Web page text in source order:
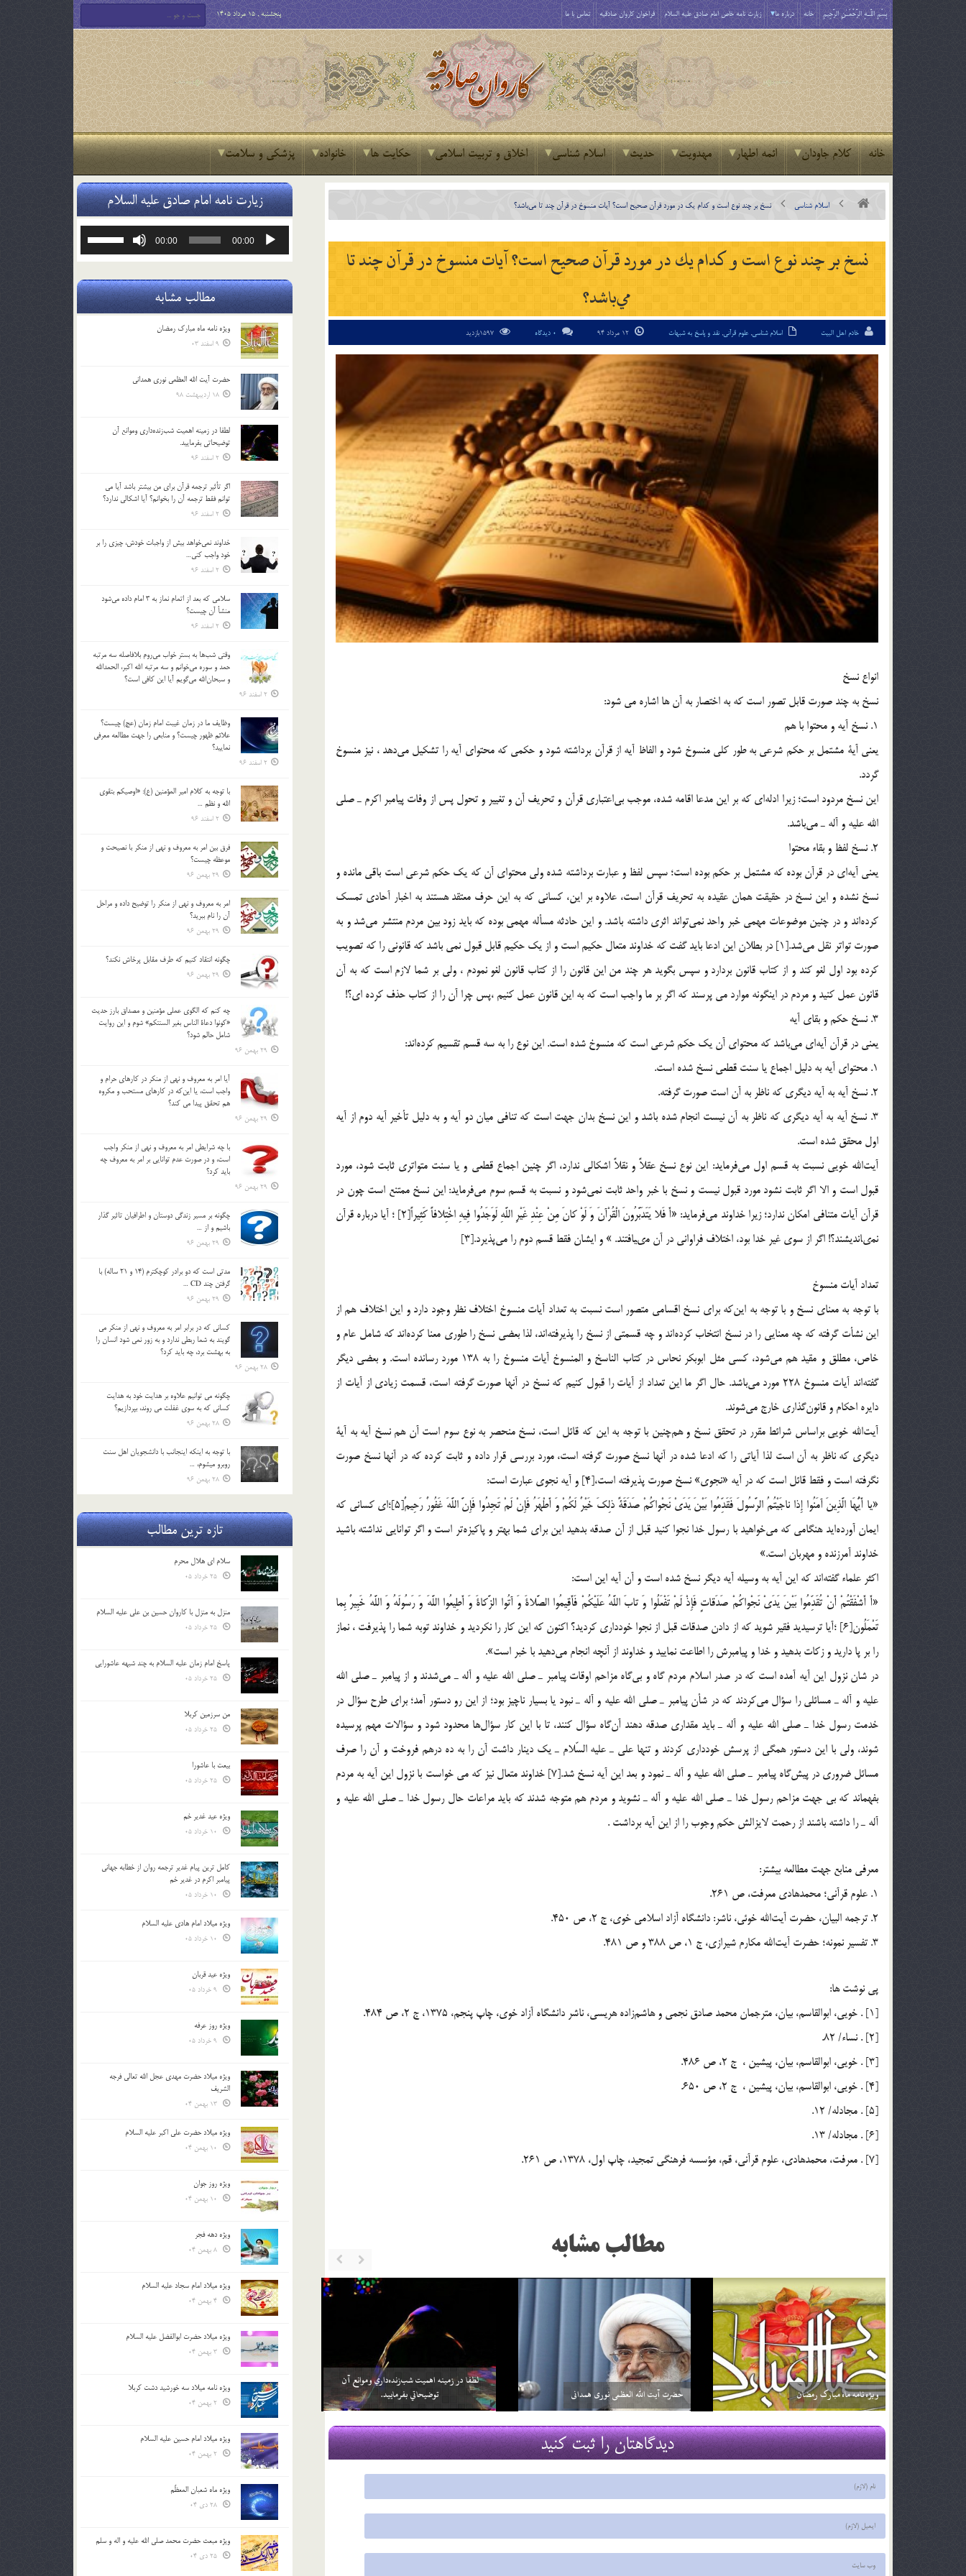
بِسْمِ اللَّـهِ الرَّحْمَـٰنِ الرَّحِيمِ خانه درباره ما زیارت نامه خاص امام صادق علیه السلام فراخوان کاروان صادقیه تماس با ما پنجشنبه , 15 مرداد 1405
خانه کلام جاودان ائمه اطهار مهدویت حدیث اسلام شناسی اخلاق و تربیت اسلامی حکایت ها خانواده پزشکی و سلامت
اسلام شناسی نسخ بر چند نوع است و كدام يك در مورد قرآن صحيح است؟ آيات منسوخ در قرآن چند تا مي‌باشد؟
نسخ بر چند نوع است و كدام يك در مورد قرآن صحيح است؟ آيات منسوخ در قرآن چند تا
مي‌باشد؟
خادم اهل البیت اسلام شناسی,علوم قرآنی, نقد و پاسخ به شبهات 0 دیدگاه
انواع نسخ
نسخ به چند صورت قابل تصور است كه به اختصار به آن ها اشاره مي شود:
1. نسخ آيه و محتوا با هم
يعني آية مشتمل بر حكم شرعي به طور كلي منسوخ شود و الفاظ آيه از قرآن برداشته شود و حكمي كه محتواي آيه را تشكيل مي‌دهد ، نيز منسوخ
گردد.
اين نسخ مردود است؛ زيرا ادله‌اي كه بر اين مدعا اقامه شده، موجب بي‌اعتباري قرآن و تحريف آن و تغيير و تحول پس از وفات پيامبر اكرم ـ صلي
الله عليه و آله ـ مي‌باشد.
2. نسخ لفظ و بقاء محتوا
يعني آيه‌اي در قرآن بوده كه مشتمل بر حكم بوده است؛ سپس لفظ و عبارت برداشته شده ولي محتواي آن كه يك حكم شرعي است باقي مانده و
نسخ نشده و اين نسخ در حقيقت همان عقيده به تحريف قرآن است، علاوه بر اين، كساني كه به اين حرف معتقد هستند به اخبار آحادي تمسك
كرده‌اند و در چنين موضوعات مهمي خبر واحد نمي‌تواند اثري داشته باشد. و اين حادثه مسأله مهمي بوده كه بايد زود بين مردم منتشر مي‌شد و به
صورت تواتر نقل مي‌شد.[1] در بطلان اين ادعا بايد گفت که خداوند متعال حکيم است و از يک حکيم قابل قبول نمي باشد که قانوني را که تصويب
کرده بود اول لغو کند و از کتاب قانون بردارد و سپس بگويد هر چند من اين قانون را از کتاب قانون لغو نمودم ، ولي بر شما لازم است که به آن
قانون عمل کنيد و مردم در اينگونه موارد مي پرسند که اگر بر ما واجب است که به اين قانون عمل کنيم ،پس چرا آن را از کتاب حذف کرده اي؟!
3. نسخ حكم و بقاي آيه
يعني در قرآن آيه‌اي مي‌باشد كه محتواي آن يك حكم شرعي است كه منسوخ شده است. اين نوع را به سه قسم تقسيم كرده‌اند:
1. محتواي آيه به دليل اجماع يا سنت قطعي نسخ شده است.
2. نسخ آيه به آيه ديگري كه ناظر به آن است صورت گرفته.
3. نسخ آيه به آيه ديگري كه ناظر به آن نيست انجام شده باشد و اين نسخ بدان جهت است كه تنافي ميان دو آيه و به دليل تأخير آيه دوم از آيه
اول محقق شده است.
آيت‌الله خويي نسبت به قسم اول مي‌فرمايد: اين نوع نسخ عقلاً و نقلاً اشكالي ندارد، اگر چنين اجماع قطعي و يا سنت متواتري ثابت شود، مورد
قبول است و الا اگر ثابت نشود مورد قبول نيست و نسخ با خبر واحد ثابت نمي‌شود و نسبت به قسم سوم مي‌فرمايد: اين نسخ ممتنع است چون در
قرآن آيات متنافي امكان ندارد؛ زيرا خداوند مي‌فرمايد: «أَ فَلا يَتَدَبَّرُونَ الْقُرْآنَ وَ لَوْ كانَ مِنْ عِنْدِ غَيْرِ اللَّهِ لَوَجَدُوا فِيهِ اخْتِلافاً كَثِيراً[2] ؛ آيا درباره قرآن
نمى‏انديشند؟! اگر از سوى غير خدا بود، اختلاف فراوانى در آن مى‏يافتند. » و ايشان فقط قسم دوم را مي‌پذيرد.[3]
تعداد آيات منسوخ
با توجه به معناي نسخ و با توجه به اين‌كه براي نسخ اقسامي متصور است نسبت به تعداد آيات منسوخ اختلاف نظر وجود دارد و اين اختلاف هم از
اين نشأت گرفته كه چه معنايي را در نسخ انتخاب كرده‌اند و چه قسمتي از نسخ را پذيرفته‌اند، لذا بعضي نسخ را طوري معنا كرده‌اند كه شامل عام و
خاص، مطلق و مقيد هم مي‌شود، كسي مثل ابوبكر نحاس در كتاب الناسخ و المنسوخ آيات منسوخ را به 138 مورد رسانده است. و بعضي ديگر
گفته‌اند آيات منسوخ 228 مورد مي‌باشد. حال اگر ما اين تعداد از آيات را قبول كنيم كه نسخ در آنها صورت گرفته است، قسمت زيادي از آيات از
دايره احكام و قانون‌گذاري خارج مي‌شوند.
آيت‌الله خويي براساس شرائط مقرر در تحقق نسخ و هم‌چنين با توجه به اين كه قائل است، نسخ منحصر به نوع سوم است آن هم نسخ آيه به آية
ديگري كه ناظر به آن است لذا آياتي را كه ادعا شده در آنها نسخ صورت گرفته است، مورد بررسي قرار داده و ثابت كرده كه در آنها نسخ صورت
نگرفته است و فقط قائل است كه در آيه «نجوي» نسخ صورت پذيرفته است،[4] و آيه نجوي عبارت است:
«يا أَيُّهَا الَّذِينَ آمَنُوا إِذا ناجَيْتُمُ الرَّسُولَ فَقَدِّمُوا بَيْنَ يَدَيْ نَجْواكُمْ صَدَقَةً ذلِكَ خَيْرٌ لَكُمْ وَ أَطْهَرُ فَإِنْ لَمْ تَجِدُوا فَإِنَّ اللَّهَ غَفُورٌ رَحِيمٌ[5]؛اي كساني كه
ايمان آورده‌ايد هنگامي كه مي‌خواهيد با رسول خدا نجوا كنيد قبل از آن صدقه بدهيد اين براي شما بهتر و پاكيزه‌تر است و اگر توانايي نداشته باشيد
خداوند آمرزنده و مهربان است.»
اكثر علماء گفته‌اند كه اين آيه به وسيله آيه ديگر نسخ شده است و آن آيه اين است:
«أَ أَشْفَقْتُمْ أَنْ تُقَدِّمُوا بَيْنَ يَدَيْ نَجْواكُمْ صَدَقاتٍ فَإِذْ لَمْ تَفْعَلُوا وَ تابَ اللَّهُ عَلَيْكُمْ فَأَقِيمُوا الصَّلاةَ وَ آتُوا الزَّكاةَ وَ أَطِيعُوا اللَّهَ وَ رَسُولَهُ وَ اللَّهُ خَبِيرٌ بِما
تَعْمَلُون[6] ؛آيا ترسيديد فقير شويد كه از دادن صدقات قبل از نجوا خودداري كرديد؟ اكنون كه اين كار را نكرديد و خداوند توبه شما را پذيرفت ، نماز
را بر پا داريد و زكات بدهيد و خدا و پيامبرش را اطاعت نماييد و خداوند از آنچه انجام مي‌دهيد با خبر است».
در شان نزول اين آيه آمده است که در صدر اسلام مردم گاه و بي‌گاه مزاحم اوقات پيامبر ـ صلي الله عليه و آله ـ مي‌شدند و از پيامبر ـ صلي الله
عليه و آله ـ مسائلي را سؤال مي‌كردند كه در شأن پيامبر ـ صلي الله عليه و آله ـ نبود يا بسيار ناچيز بود؛ از اين رو دستور آمد؛ براي طرح سؤال در
خدمت رسول خدا ـ صلي الله عليه و آله ـ بايد مقداري صدقه دهند آن‌گاه سؤال كنند، تا با اين كار سؤال‌ها محدود شود و سؤالات مهم پرسيده
شوند، ولي با اين دستور همگي از پرسش خودداري كردند و تنها علي ـ عليه السّلام ـ يك دينار داشت آن را به ده درهم فروخت و آن را صرف
مسائل ضروري در پيش‌گاه پيامبر ـ صلي الله عليه و آله ـ نمود و بعد اين آيه نسخ شد.[7] خداوند متعال نيز که مي خواست با نزول اين آيه به مردم
بفهماند که بي جهت مزاحم رسول خدا ـ صلي الله عليه و آله ـ نشويد و مردم هم متوجه شدند که بايد مراعات حال رسول خدا ـ صلي الله عليه و
آله ـ را داشته باشند از رحمت لايزالش حکم وجوب را از اين آيه برداشت .
معرفي منابع جهت مطالعه بيشتر:
1. علوم قرآني؛ محمدهادي معرفت، ص 261.
2. ترجمه البيان، حضرت آيت‌الله خوئي، ناشر: دانشگاه آزاد اسلامي خوي، ج 2، ص 450.
3. تفسير نمونه؛ حضرت ‌آيت‌الله مكارم شيرازي، ج 1، ص 388 و ص 481.
پي نوشت ها:
[1] . خويي، ابوالقاسم، بيان، مترجمان محمد صادق نجمي و هاشم‌زاده هريسي، ناشر دانشگاه آزاد خوي، چاپ پنجم، 1375، ج 2، ص 484.
[2] . نساء/ 82.
[3] . خويي، ابوالقاسم، بيان، پيشين ، ج 2، ص 486.
[4] . خويي، ابوالقاسم، بيان، پيشين ، ج 2، ص 650.
[5] . مجادله/ 12.
[6] . مجادله/ 13.
[7] . معرفت، محمدهادي، علوم قرآني، قم، مؤسسه فرهنگي تمجيد، چاپ اول، 1378، ص 261.
مطالب مشابه
اگر تأثير ترجمه قرآن براي من بيشتر باشد آيا مي توانم
فقط ترجمه آن را بخوانم؟ آيا اشكالي ندارد؟
2 اسفند 96
خداوند نمي‌خواهد بيش از واجبات خودش، چيزي را
بر خود واجب كني…
2 اسفند 96
سلامي كه بعد از اتمام نماز به 3 امام داده مي‌شود منشأ
آن چيست؟
2 اسفند 96
دیدگاهتان را ثبت کنید
زیارت نامه امام صادق علیه السلام
پخش‌کننده
00:00
00:00
یا
صدا
کلیدهای
مطالب مشابه
ویژه نامه ماه مبارک رمضان
9 اسفند 03
حضرت آیت الله العظمی نوری همدانی
18 اردیبهشت 98
لطفا در زمينه اهميت شب‌زنده‌داري وموانع آن
توضيحاتي بفرماييد.
2 اسفند 96
اگر تأثير ترجمه قرآن براي من بيشتر باشد آيا مي
توانم فقط ترجمه آن را بخوانم؟ آيا اشكالي ندارد؟
2 اسفند 96
خداوند نمي‌خواهد بيش از واجبات خودش، چيزي را بر
خود واجب كني…
2 اسفند 96
سلامي كه بعد از اتمام نماز به 3 امام داده مي‌شود
منشأ آن چيست؟
2 اسفند 96
وقتي شب‌ها به بستر خواب مي‌روم بلافاصله سه مرتبه
حمد و سوره مي‌خوانم و سه مرتبه الله اكبر، الحمدالله
و سبحان‌الله مي‌گويم آيا اين كافي است؟
2 اسفند 96
وظايف ما در زمان غيبت امام زمان (عج) چيست؟
علائم ظهور چيست؟ و منابعي را جهت مطالعه معرفي
نماييد؟
2 اسفند 96
با توجه به كلام امير المؤمنين (ع): «اوصيكم بتقوي
الله و نظم …
2 اسفند 96
فرق بين امر به معروف و نهي از منكر با نصيحت و
موعظه چيست؟
29 بهمن 96
امر به معروف و نهي از منكر را توضيح داده و مراحل
آن را نام ببريد؟
29 بهمن 96
چگونه انتقاد كنيم كه طرف مقابل پرخاش نكند؟
29 بهمن 96
چه كنم كه الگوي عملي مؤمنين و مصداق بارز حديث
«كونوا دعاة الناس بغير السنتكم» شوم و اين روايت
شامل حالم شود؟
29 بهمن 96
آيا امر به معروف و نهي از منكر در كارهاي حرام و
واجب است، يا اين‌كه در كارهاي مستحب و مكروه
هم تحقق پيدا مي كند؟
29 بهمن 96
با چه شرايطي امر به معروف و نهي از منکر واجب
است، و در صورت عدم توانايي بر امر به معروف چه
بايد کرد؟
29 بهمن 96
چگونه بر مسير زندگي دوستان و اطرافيان تاثير گذار
باشيم و از …
29 بهمن 96
مدتي است كه دو برادر كوچكترم (14 و 21 ساله) با
گرفتن چند CD …
29 بهمن 96
كساني كه در برابر امر به معروف و نهي از منكر مي
گويند به شما ربطي ندارد و به زور نمي شود انسان را
به بهشت برد، چه بايد كرد؟
28 بهمن 96
چگونه مي توانيم علاوه بر هدايت خود به هدايت
كساني كه به سوي غفلت مي روند، بپردازيم؟
28 بهمن 96
با توجه به اينكه اينجانب با دانشجويان اهل سنت
روبرو مي‎شوم، …
28 بهمن 96
تازه ترین مطالب
سلام ای هلال محرم
منزل به منزل با کاروان حسین بن علی علیه السلام
پاسخ امام زمان علیه السلام به چند شبهه عاشورایی
من سرزمین کربلا
بیعت با عاشورا
ویژه عید غدیر خم
کامل ترین پیام غدیر ترجمه روان از خطابه جهانی
پیامبر اکرم در غدیر خم
ویژه میلاد امام هادی علیه السلام
ویژه عید قربان
ویژه روز عرفه
ویژه میلاد حضرت مهدی عجل الله تعالی فرجه
الشريف
ویژه میلاد حضرت علی اکبر علیه السلام
ویژه روز جوان
ویژه دهه فجر
ویژه میلاد امام سجاد علیه السلام
ویژه میلاد حضرت ابوالفضل علیه السلام
ویژه نامه میلاد سه خورشید دشت کربلا
ویژه میلاد امام حسین علیه السلام
ویژه ماه شعبان المعظّم
ویژه مبعث حضرت محمد صلی الله علیه و اله و سلم